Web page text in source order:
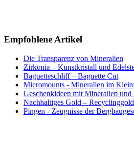
Empfohlene Artikel
Die Transparenz von Mineralien
Zirkonia – Kunstkristall und
Baguetteschliff – Baguette Cut
Micromounts - Mineralien im
Geschenkideen mit Mineralien und
Nachhaltiges Gold –
Pingen - Zeugnisse der